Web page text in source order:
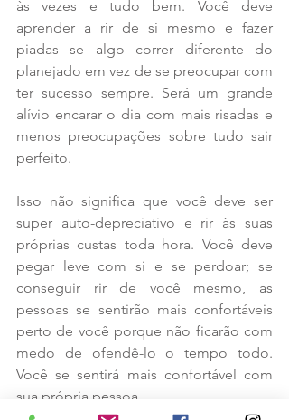
às vezes e tudo bem. Você deve
aprender a rir de si mesmo e fazer
piadas se algo correr diferente do
planejado em vez de se preocupar com
ter sucesso sempre. Será um grande
alívio encarar o dia com mais risadas e
menos preocupações sobre tudo sair
perfeito.
Isso não significa que você deve ser
super auto-depreciativo e rir às suas
próprias custas toda hora. Você deve
pegar leve com si e se perdoar; se
conseguir rir de você mesmo, as
pessoas se sentirão mais confortáveis
perto de você porque não ficarão com
medo de ofendê-lo o tempo todo.
Você se sentirá mais confortável com
sua própria pessoa.